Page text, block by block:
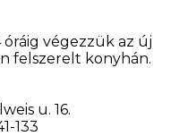
végezzük az új
felszerelt konyhán.
u. 16.
133